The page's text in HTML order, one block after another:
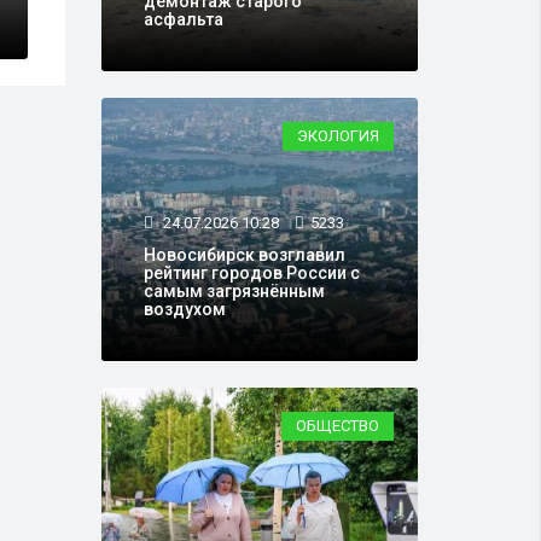
асфальта
ЭКОЛОГИЯ
24.07.2026 10:28 5233
Новосибирск возглавил
рейтинг городов России с
самым загрязнённым
воздухом
ОБЩЕСТВО